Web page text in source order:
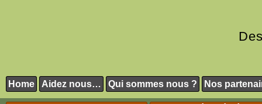
Home Aidez nous… Qui sommes nous ? Nos